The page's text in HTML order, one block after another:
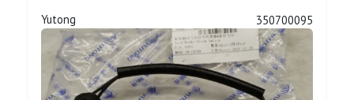
Yutong 350700095